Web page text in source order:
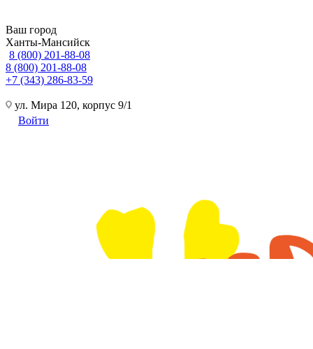
Ваш город
Ханты-Мансийск
8 (800) 201-88-08
8 (800) 201-88-08
+7 (343) 286-83-59
ул. Мира 120, корпус 9/1
Войти